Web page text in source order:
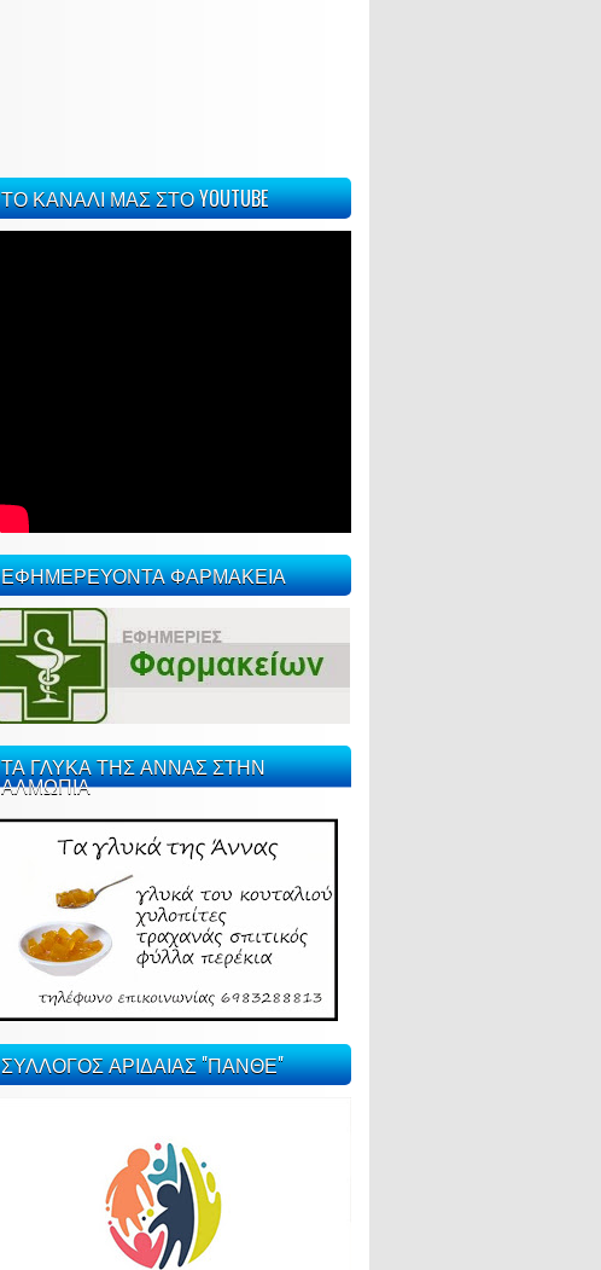
ΤΟ ΚΑΝΑΛΙ ΜΑΣ ΣΤΟ YOUTUBE
ΕΦΗΜΕΡΕΥΟΝΤΑ ΦΑΡΜΑΚΕΙΑ
ΤΑ ΓΛΥΚΑ ΤΗΣ ΑΝΝΑΣ ΣΤΗΝ
ΑΛΜΩΠΙΑ
ΣΥΛΛΟΓΟΣ ΑΡΙΔΑΙΑΣ "ΠΑΝΘΕ"